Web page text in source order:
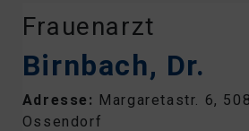
Frauenarzt
Birnbach, Dr.
Adresse: Margaretastr. 6,
Ossendorf